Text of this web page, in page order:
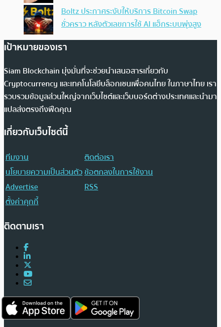
Boltz ประกาศระงับให้บริการ Bitcoin Swap
ชั่วคราว หลังตัวเลขการใช้ AI แฮ็กระบบพุ่งสูง
เป้าหมายของเรา
Siam Blockchain มุ่งมั่นที่จะช่วยนำเสนอสารเกี่ยวกับ
Cryptocurrency และเทคโนโลยีบล็อกเชนเพื่อคนไทย ในภาษาไทย เรา
รวบรวมข้อมูลส่วนใหญ่จากเว็บไซต์และเว็บบอร์ดต่างประเทศและนำมา
แปลส่งตรงถึงฟีดคุณ
เกี่ยวกับเว็บไซต์นี้
ทีมงาน
ติดต่อเรา
นโยบายความเป็นส่วนตัวข้อตกลงในการใช้งาน
Advertise
RSS
ตั้งค่าคุกกี้
ติดตามเรา